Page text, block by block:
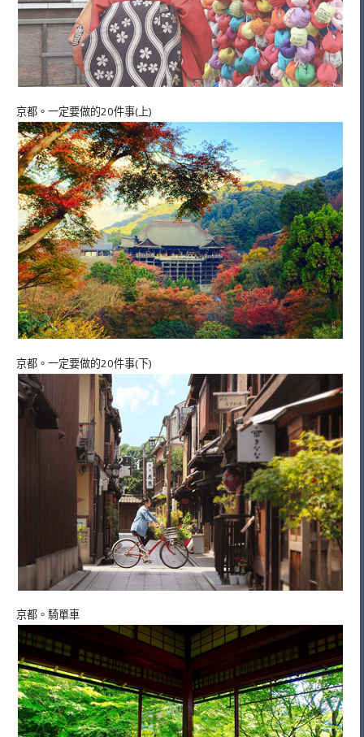
京都。一定要做的20件事(上)
京都。一定要做的20件事(下)
京都。騎單車